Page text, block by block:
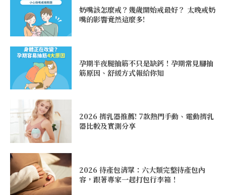
奶嘴該怎麼戒？幾歲開始戒最好？ 太晚戒奶
嘴的影響竟然這麼多!
孕期半夜腿抽筋不只是缺鈣！孕期常見腳抽
筋原因、舒緩方式報給你知
2026 擠乳器推薦! 7款熱門手動、電動擠乳
器比較及實測分享
2026 待產包清單：六大類完整待產包內
容，跟著專家一起打包行李箱！